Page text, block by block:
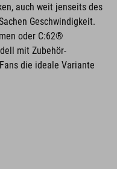
auch weit jenseits des
Geschwindigkeit.
oder C:62®
mit Zubehör-
die ideale Variante